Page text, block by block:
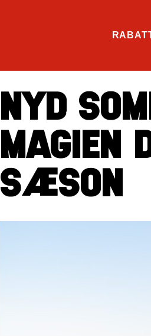
NYD
MAGIEN
SÆSON